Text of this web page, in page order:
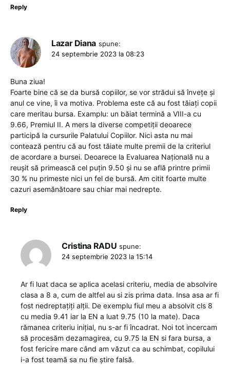
Reply
Lazar Diana spune:
24 septembrie 2023 la 08:23
Buna ziua!
Foarte bine că se da bursă copiilor, se vor strădui să învețe și
anul ce vine, îi va motiva. Problema este că au fost tăiați copii
care meritau bursa. Examplu: un băiat termină a VIII-a cu
9.66, Premiul II. A mers la diverse competiții deoarece
participă la cursurile Palatului Copiilor. Nici asta nu mai
contează pentru că au fost tăiate multe premii de la criteriul
de acordare a bursei. Deoarece la Evaluarea Națională nu a
reușit să primească cel puțin 9.50 și nu se află printre primii
30 % nu primeste nici un fel de bursă. Am citit foarte multe
cazuri asemănătoare sau chiar mai nedrepte.
Reply
Cristina RADU spune:
24 septembrie 2023 la 15:14
Ar fi luat daca se aplica acelasi criteriu, media de absolvire
clasa a 8 a, cum de altfel au si zis prima data. Insa asa ar fi
fost nedreptațiți alții. De exemplu fiul meu a absolvit cls 8
cu media 9.41 iar la EN a luat 9.75 (10 la mate). Daca
rămanea criteriu inițial, nu s-ar fi încadrat. Noi tot incercam
să procesăm dezamagirea, cu 9.75 la EN si fara bursa, a
fost fericire mare când am văzut ca au schimbat, copilului
i-a fost teamă sa nu fie știre falsă.